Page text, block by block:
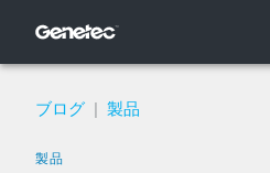
ブログ | 製品
製品